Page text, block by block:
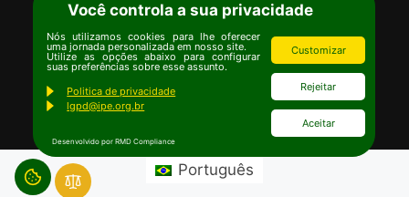
Termos de Uso |Estatuto
Copyright © Ipê – Instituto de Pesquisas
Ecológicas.
Email:
ipe@ipe.org.br
Português
Você controla a sua privacidade
Nós utilizamos cookies para lhe oferecer
uma jornada personalizada em nosso site.
Utilize as opções abaixo para configurar
suas preferências sobre esse assunto.
Politica de privacidade
lgpd@ipe.org.br
Customizar
Rejeitar
Aceitar
Desenvolvido por RMD Compliance